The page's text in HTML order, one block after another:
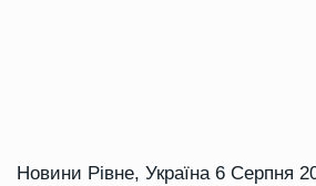
Новини Рівне, Україна 6 Серпня